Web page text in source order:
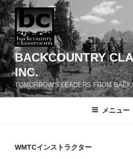
コ
ン
テ
ン
ツ
へ
ス
キ
ッ
BACKCOUNTRY
INC.
TOMORROW'S LEADERS FROM
メニュー
WMTCインストラクター